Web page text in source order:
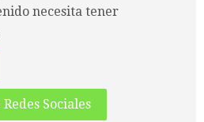
necesita tener
Sociales